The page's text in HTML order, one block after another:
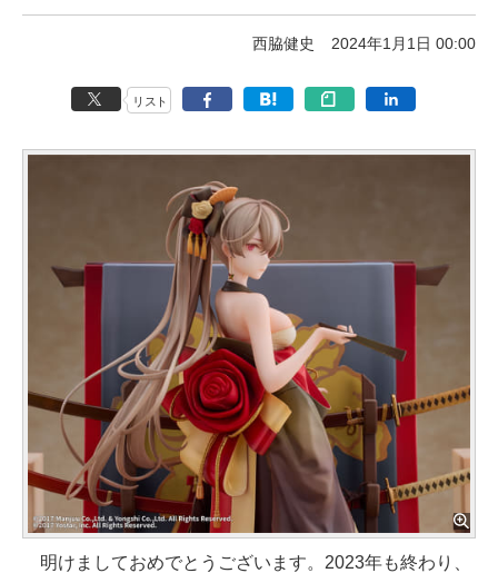
西脇健史 2024年1月1日 00:00
リスト
明けましておめでとうございます。2023年も終わり、